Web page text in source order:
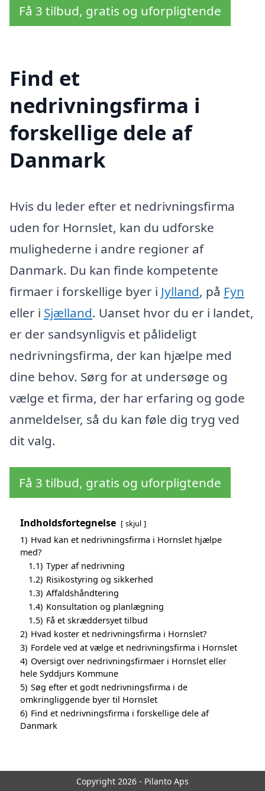
Få 3 tilbud, gratis og uforpligtende
Find et
nedrivningsfirma i
forskellige dele af
Danmark
Hvis du leder efter et nedrivningsfirma
uden for Hornslet, kan du udforske
mulighederne i andre regioner af
Danmark. Du kan finde kompetente
firmaer i forskellige byer i Jylland, på Fyn
eller i Sjælland. Uanset hvor du er i landet,
er der sandsynligvis et pålideligt
nedrivningsfirma, der kan hjælpe med
dine behov. Sørg for at undersøge og
vælge et firma, der har erfaring og gode
anmeldelser, så du kan føle dig tryg ved
dit valg.
Få 3 tilbud, gratis og uforpligtende
Indholdsfortegnelse skjul
1) Hvad kan et nedrivningsfirma i Hornslet hjælpe
med?
1.1) Typer af nedrivning
1.2) Risikostyring og sikkerhed
1.3) Affaldshåndtering
1.4) Konsultation og planlægning
1.5) Få et skræddersyet tilbud
2) Hvad koster et nedrivningsfirma i Hornslet?
3) Fordele ved at vælge et nedrivningsfirma i Hornslet
4) Oversigt over nedrivningsfirmaer i Hornslet eller
hele Syddjurs Kommune
5) Søg efter et godt nedrivningsfirma i de
omkringliggende byer til Hornslet
6) Find et nedrivningsfirma i forskellige dele af
Danmark
Copyright 2026 - Pilanto Aps